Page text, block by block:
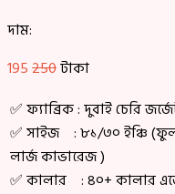
দাম:
195250টাকা
✅ ফ্যাব্রিক : দুবাই চেরি
✅ সাইজ : ৮১/৩০ ইঞ্চি (ফুল
লার্জ কাভারেজ )
✅ কালার : ৪০+ কালার